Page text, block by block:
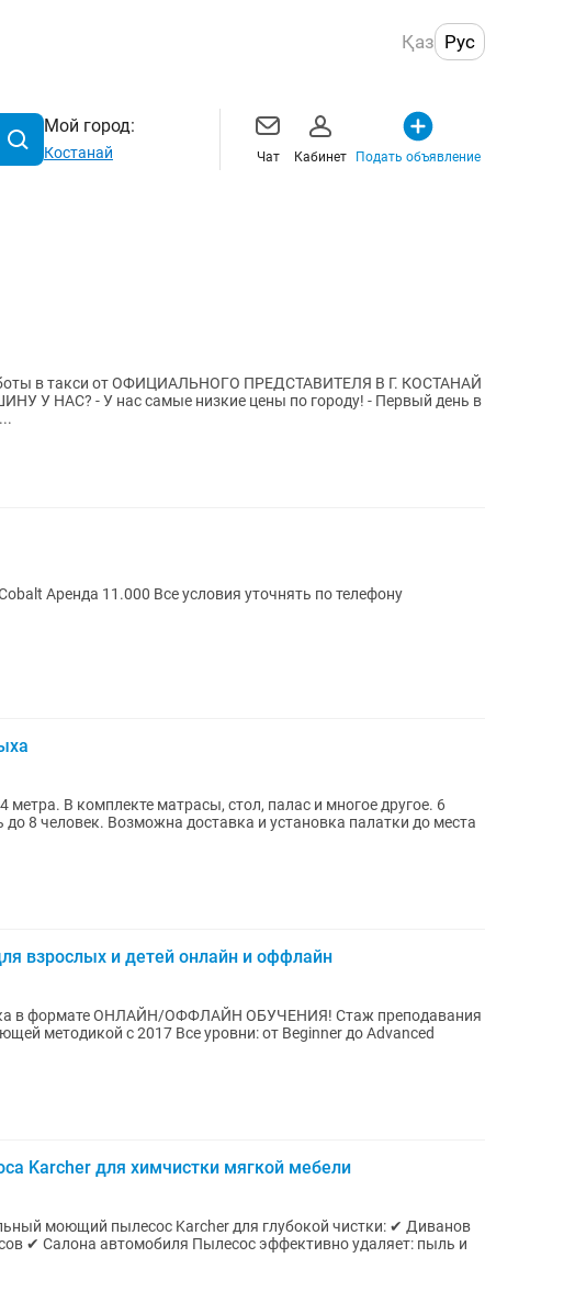
Қаз Рус
Мой город:
Костанай Чат Кабинет Подать объявление
в такси от ОФИЦИАЛЬНОГО ПРЕДСТАВИТЕЛЯ В Г. КОСТАНАЙ
городу! - Первый день в
Аренда 11.000 Все условия уточнять по телефону
метра. В комплекте матрасы, стол, палас и многое другое. 6
8 человек. Возможна доставка и установка палатки до места
взрослых и детей онлайн и оффлайн
в формате ОНЛАЙН/ОФФЛАЙН ОБУЧЕНИЯ! Стаж преподавания
Все уровни: от Beginner до Advanced
Karcher для химчистки мягкой мебели
моющий пылесос Karcher для глубокой чистки: ✔ Диванов
✔ Салона автомобиля Пылесос эффективно удаляет: пыль и